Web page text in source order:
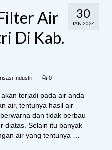
30
JAN 2024
Air
Di Kab.
Industri | 0
terjadi pada air anda
air, tentunya hasil air
dan tidak berbau
diatas. Selain itu banyak
air yang tentunya …